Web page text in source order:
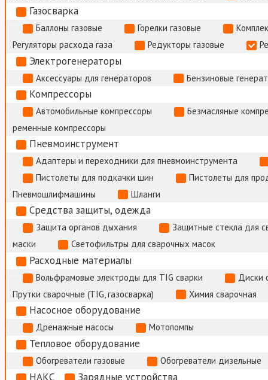
Газосварка
Баллоны газовые Горелки газовые
Регуляторы расхода газа
Редукторы газовые
Электрогенераторы
Аксессуары для генераторов Бензиновые
Компрессоры
Автомобильные компрессоры
Безмасляные
ременные компрессоры
Пневмоинструмент
Адаптеры и переходники для пневмоинструмента
Пистолеты для подкачки шин
Пистолеты для
Пневмошлифмашины
Шланги
Средства защиты, одежда
Защита органов дыхания
Защитные стекла для
маски
Светофильтры для сварочных масок
Расходные материалы
Вольфрамовые электроды для TIG сварки
Диски
Прутки сварочные (TIG, газосварка)
Химия сварочная
Насосное оборудование
Дренажные насосы Мотопомпы
Тепловое оборудование
Обогреватели газовые Обогреватели дизельные
НАКС Зарядные устройства